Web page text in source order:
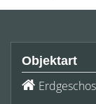
Objektart